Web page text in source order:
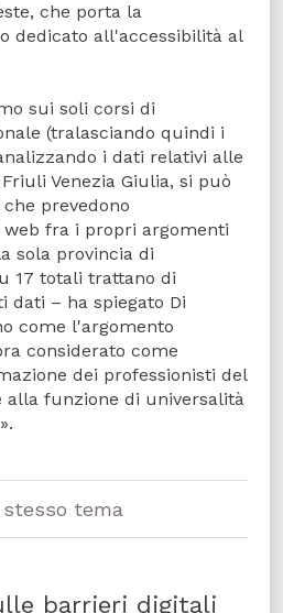
che porta la
dedicato all'accessibilità al
sui soli corsi di
(tralasciando quindi i
i dati relativi alle
Venezia Giulia, si può
prevedono
fra i propri argomenti
sola provincia di
17 totali trattano di
dati – ha spiegato Di
come l'argomento
considerato come
dei professionisti del
alla funzione di universalità
tema
barrieri digitali